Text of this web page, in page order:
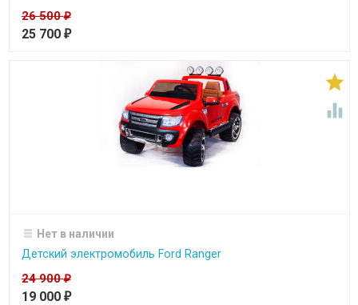
26 500₽
25 700 ₽


Нет в наличии
Детский электромобиль Ford Ranger
24 900₽
19 000 ₽